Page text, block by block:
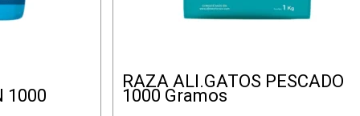
1000
RAZA ALI.GATOS PESCADO
1000 Gramos